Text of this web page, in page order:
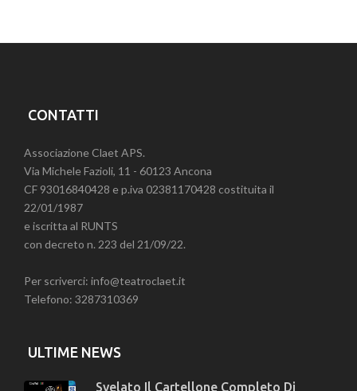
CONTATTI
Associazione Claet APS.
Via Michele Fazioli, 11 - 60123 Ancona
CF 93016840428 e p.iva 02381170428 costituita il
22/01/1987
e iscritta al RUNTS
con decreto n. 223 del 21/09/22.
Per scriverci: info@teatroclaet.it
Telefono: 3287310369
ULTIME NEWS
Svelato Il Cartellone Completo Di